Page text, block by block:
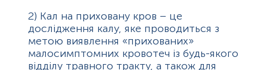
2) Кал на приховану кров – це
дослідження калу, яке проводиться з
метою виявлення «прихованих»
малосимптомних кровотеч із будь-якого
відділу травного тракту, а також для